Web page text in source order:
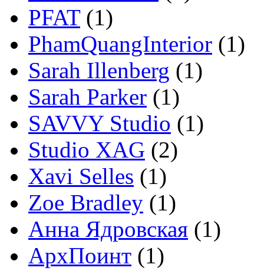
PFAT(1)
PhamQuangInterior (1)
Sarah Illenberg (1)
Sarah Parker (1)
SAVVY Studio (1)
Studio XAG (2)
Xavi Selles (1)
Zoe Bradley (1)
Анна Ядровская (1)
АрхПоинт (1)